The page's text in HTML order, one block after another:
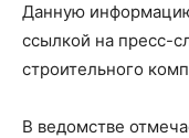
Данную
ссылкой на пресс-
строительного
В ведомстве